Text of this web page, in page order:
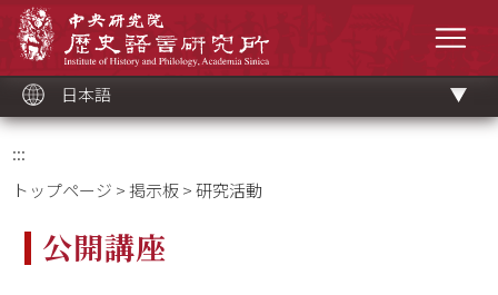
ッ
ク
日本語
:::
トップページ >掲示板> 研究活動
公開講座